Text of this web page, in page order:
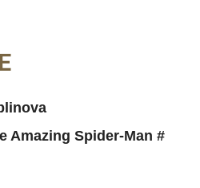
Amazing Spider-Man #